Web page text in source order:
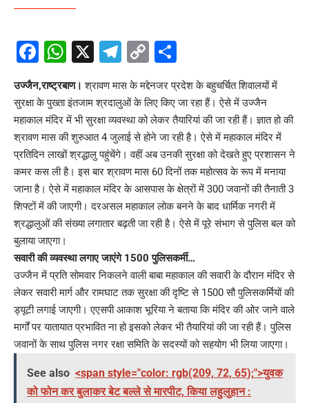
Facebook
WhatsApp
X Telegram
Copy
Link
उज्जैन,राष्ट्रबाण। श्रावण मास के मद्देनजर प्रदेश के बहुचर्चित शिवालयों में
सुरक्षा के पुख्ता इंतजाम श्रदालुओं के लिए किए जा रहा हैं। ऐसे में उज्जैन
महाकाल मंदिर में भी सुरक्षा व्यवस्था को लेकर तैयारियां की जा रही हैं। ज्ञात हो की
श्रावण मास की शुरुआत 4 जुलाई से होने जा रही है। ऐसे में महाकाल मंदिर में
प्रतिदिन लाखों श्रद्धालु पहुंचेंगे। वहीं अब उनकी सुरक्षा को देखते हुए प्रशासन ने
कमर कस ली है। इस बार श्रावण मास 60 दिनों तक महोत्सव के रूप में मनाया
जाना है। ऐसे में महाकाल मंदिर के आसपास के क्षेत्रों में 300 जवानों की तैनाती 3
शिफ्टों में की जाएगी। दरअसल महाकाल लोक बनने के बाद धार्मिक नगरी में
श्रद्धालुओं की संख्या लगातार बढ़ती जा रही है। ऐसे में पूरे संभाग से पुलिस बल को
बुलाया जाएगा।
सवारी की व्यवस्था लगाए जाएंगे 1500 पुलिसकर्मी…
उज्जैन में प्रति सोमवार निकलने वाली बाबा महाकाल की सवारी के दौरान मंदिर से
लेकर सवारी मार्ग और रामघाट तक सुरक्षा की दृष्टि से 1500 सौ पुलिसकर्मियों की
ड्यूटी लगाई जाएगी। एएसपी आकाश भूरिया ने बताया कि मंदिर की ओर जाने वाले
मार्गों पर यातायात प्रभावित ना हो इसको लेकर भी तैयारियां की जा रही हैं। पुलिस
जवानों के साथ पुलिस नगर रक्षा समिति के सदस्यों को सहयोग भी लिया जाएगा।
See also <span style="color: rgb(209, 72, 65);">युवक
को फोन कर बुलाकर बेट बल्ले से मारपीट, किया लहुलुहान :